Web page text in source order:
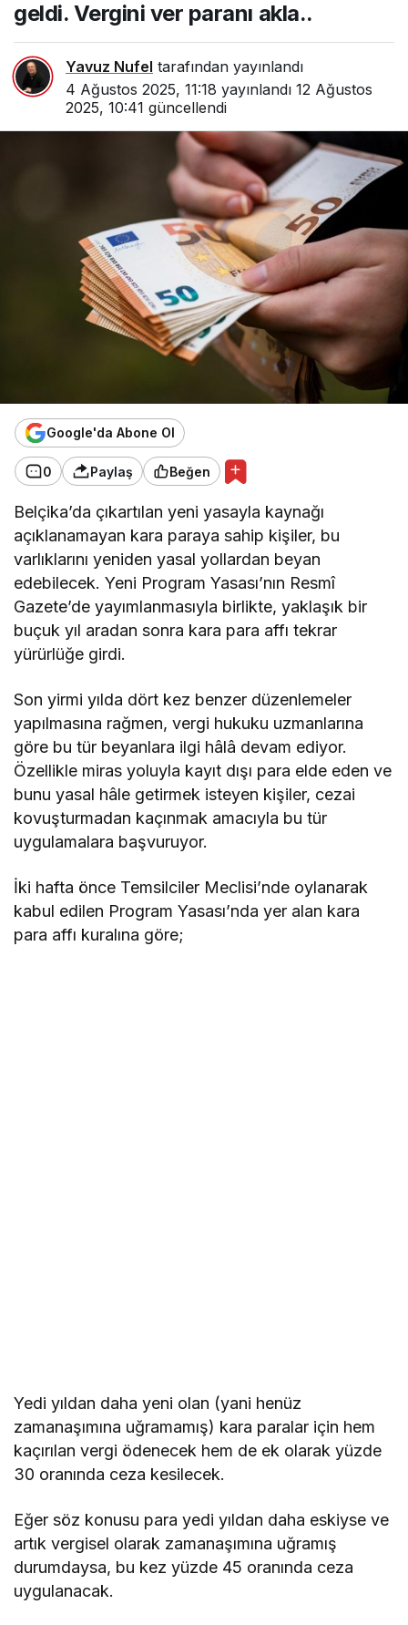
geldi. Vergini ver paranı akla..
Yavuz Nufel tarafından yayınlandı
4 Ağustos 2025, 11:18 yayınlandı 12 Ağustos
2025, 10:41 güncellendi
Google'da Abone Ol
0 Paylaş Beğen
Belçika’da çıkartılan yeni yasayla kaynağı
açıklanamayan kara paraya sahip kişiler, bu
varlıklarını yeniden yasal yollardan beyan
edebilecek. Yeni Program Yasası’nın Resmî
Gazete’de yayımlanmasıyla birlikte, yaklaşık bir
buçuk yıl aradan sonra kara para affı tekrar
yürürlüğe girdi.
Son yirmi yılda dört kez benzer düzenlemeler
yapılmasına rağmen, vergi hukuku uzmanlarına
göre bu tür beyanlara ilgi hâlâ devam ediyor.
Özellikle miras yoluyla kayıt dışı para elde eden ve
bunu yasal hâle getirmek isteyen kişiler, cezai
kovuşturmadan kaçınmak amacıyla bu tür
uygulamalara başvuruyor.
İki hafta önce Temsilciler Meclisi’nde oylanarak
kabul edilen Program Yasası’nda yer alan kara
para affı kuralına göre;
Yedi yıldan daha yeni olan (yani henüz
zamanaşımına uğramamış) kara paralar için hem
kaçırılan vergi ödenecek hem de ek olarak yüzde
30 oranında ceza kesilecek.
Eğer söz konusu para yedi yıldan daha eskiyse ve
artık vergisel olarak zamanaşımına uğramış
durumdaysa, bu kez yüzde 45 oranında ceza
uygulanacak.